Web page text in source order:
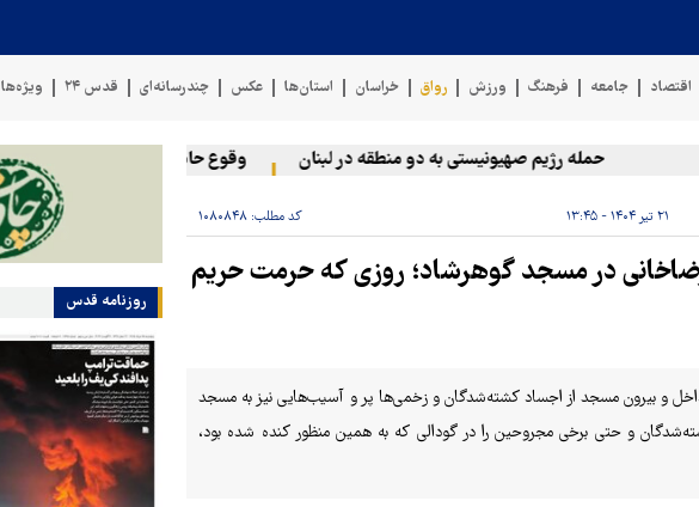
اقتصاد جامعه فرهنگ ورزش رواق خراسان استان‌ها عکس چندرسانه‌ای قدس ۲۴ ویژه‌ها
حمله رژیم صهیونیستی به دو منطقه در لبنان وقوع حادثه دریایی در سواحل عمان
۲۱ تیر ۱۴۰۴ - ۱۳:۴۵ کد مطلب: ۱۰۸۰۸۴۸
در مسجد گوهرشاد؛ روزی که حرمت حریم
و بیرون مسجد از اجساد کشته‌شدگان و زخمی‌ها پر و آسیب‌هایی نیز به مسجد
و حتی برخی مجروحین را در گودالی که به همین منظور کنده شده بود،
روزنامه قدس